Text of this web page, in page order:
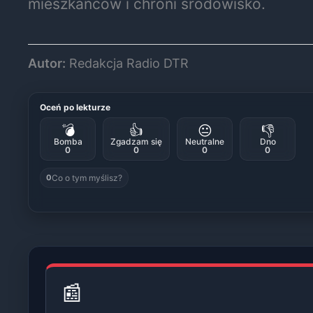
mieszkańców i chroni środowisko.
Autor: Redakcja Radio DTR
Oceń po lekturze
💣
Bomba
0
👍
Zgadzam się
0
😐
Neutralne
0
👎
Dno
0
0Co o tym myślisz?
📰